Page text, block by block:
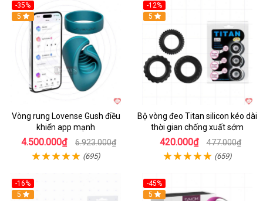
-35%
Hot
5
Vòng rung Lovense Gush điều
khiển app mạnh
4.500.000₫ 6.923.000₫
(695)
-12%
5
Bộ vòng đeo Titan silicon kéo dài
thời gian chống xuất sớm
420.000₫ 477.000₫
(659)
-16%
Hot
5
-45%
5